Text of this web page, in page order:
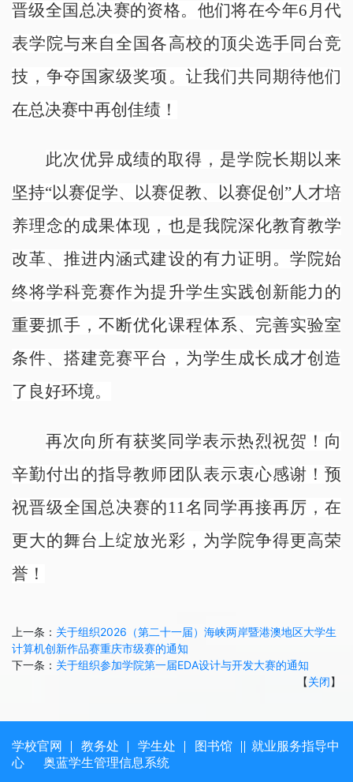
晋级全国总决赛的资格。他们将在今年6月代
表学院与来自全国各高校的顶尖选手同台竞
技，争夺国家级奖项。让我们共同期待他们
在总决赛中再创佳绩！
此次优异成绩的取得，是学院长期以来
坚持“以赛促学、以赛促教、以赛促创”人才培
养理念的成果体现，也是我院深化教育教学
改革、推进内涵式建设的有力证明。学院始
终将学科竞赛作为提升学生实践创新能力的
重要抓手，不断优化课程体系、完善实验室
条件、搭建竞赛平台，为学生成长成才创造
了良好环境。
再次向所有获奖同学表示热烈祝贺！向
辛勤付出的指导教师团队表示衷心感谢！预
祝晋级全国总决赛的11名同学再接再厉，在
更大的舞台上绽放光彩，为学院争得更高荣
誉！
上一条： 关于组织2026（第二十一届）海峡两岸暨港澳地区大学生
计算机创新作品赛重庆市级赛的通知
下一条： 关于组织参加学院第一届EDA设计与开发大赛的通知
【关闭】
学校官网 教务处 学生处 图书馆
就业服务指导中
心
奥蓝学生管理信息系统